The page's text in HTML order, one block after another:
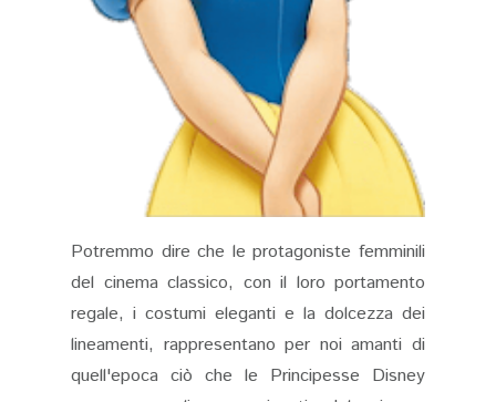
Potremmo dire che le protagoniste femminili
del cinema classico, con il loro portamento
regale, i costumi eleganti e la dolcezza dei
lineamenti, rappresentano per noi amanti di
quell'epoca ciò che le Principesse Disney